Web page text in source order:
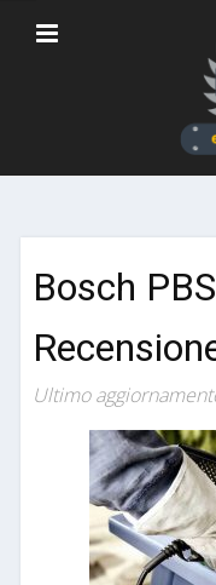
Bosch
Ultimo